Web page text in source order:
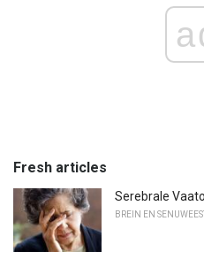
Fresh articles
Serebrale
BREIN EN